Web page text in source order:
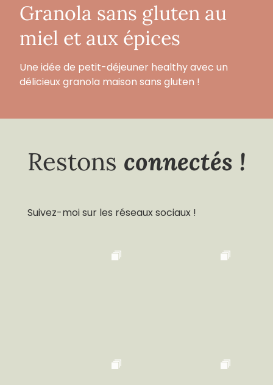
Granola sans gluten au
miel et aux épices
Une idée de petit-déjeuner healthy avec un
délicieux granola maison sans gluten !
Restons connectés !
Suivez-moi sur les réseaux sociaux !